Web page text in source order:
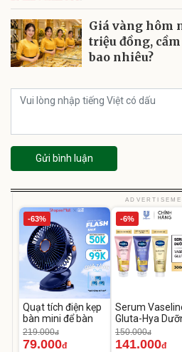
Giá vàng hôm
triệu đồng,
bao nhiêu?
Gửi bình luận
-63%
Quạt tích điện kẹp
bàn mini để bàn
219.000đ
79.000đ
-6%
Serum
Gluta-Hya
Da Sáng Mịn
Ngày
150.000đ
141.000đ